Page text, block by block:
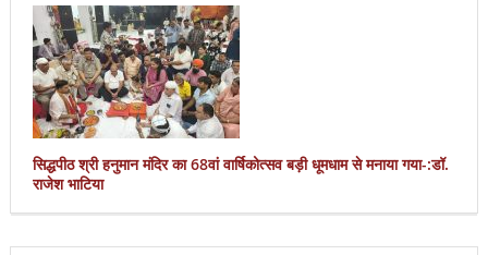
सिद्धपीठ श्री हनुमान मंदिर का 68वां वार्षिकोत्सव बड़ी धूमधाम से मनाया गया-:डॉ.
राजेश भाटिया